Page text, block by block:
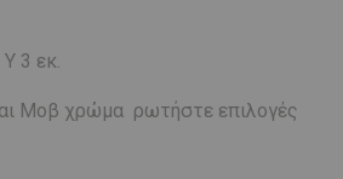
3 εκ.
Μοβ χρώμα ρωτήστε επιλογές